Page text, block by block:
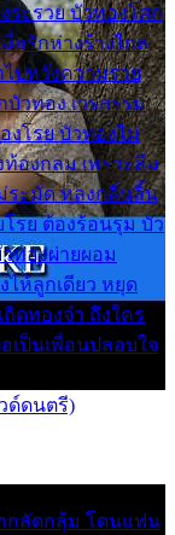
ะรวย บัวทองโศก
มื่อรักห่างร้างไกล
ปหวังความรวย
วทอง เวรกรรม
งโรย บัวทองไม่
องกลม เพราะลืม
ระมัด หลงกลิ่นลิ้น
รย ต้องร้อนรุม บัว
ทองผ่ายผอม
ไห้ลูกเดียว หยุด
ดทองจ๋า ถึงใคร
เป็นเพื่อนปลอบใจ
ด์ดนตรี)
กลัดกลุ้ม โดนแฟน